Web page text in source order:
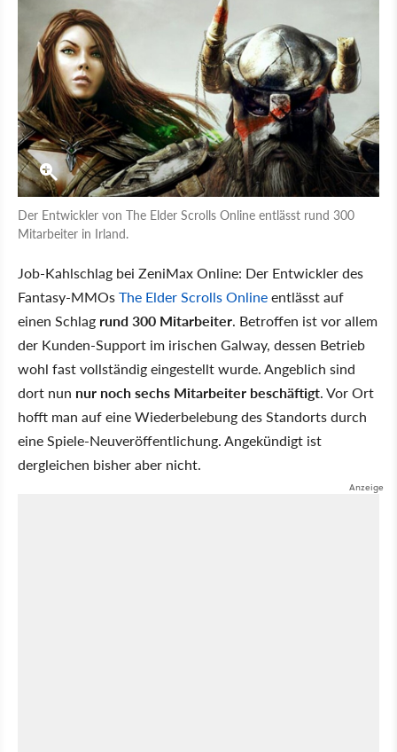
Der Entwickler von The Elder Scrolls Online entlässt rund 300
Mitarbeiter in Irland.
Job-Kahlschlag bei ZeniMax Online: Der Entwickler des
Fantasy-MMOsThe Elder Scrolls Onlineentlässt auf
einen Schlag rund 300 Mitarbeiter. Betroffen ist vor allem
der Kunden-Support im irischen Galway, dessen Betrieb
wohl fast vollständig eingestellt wurde. Angeblich sind
dort nun nur noch sechs Mitarbeiter beschäftigt. Vor Ort
hofft man auf eine Wiederbelebung des Standorts durch
eine Spiele-Neuveröffentlichung. Angekündigt ist
dergleichen bisher aber nicht.